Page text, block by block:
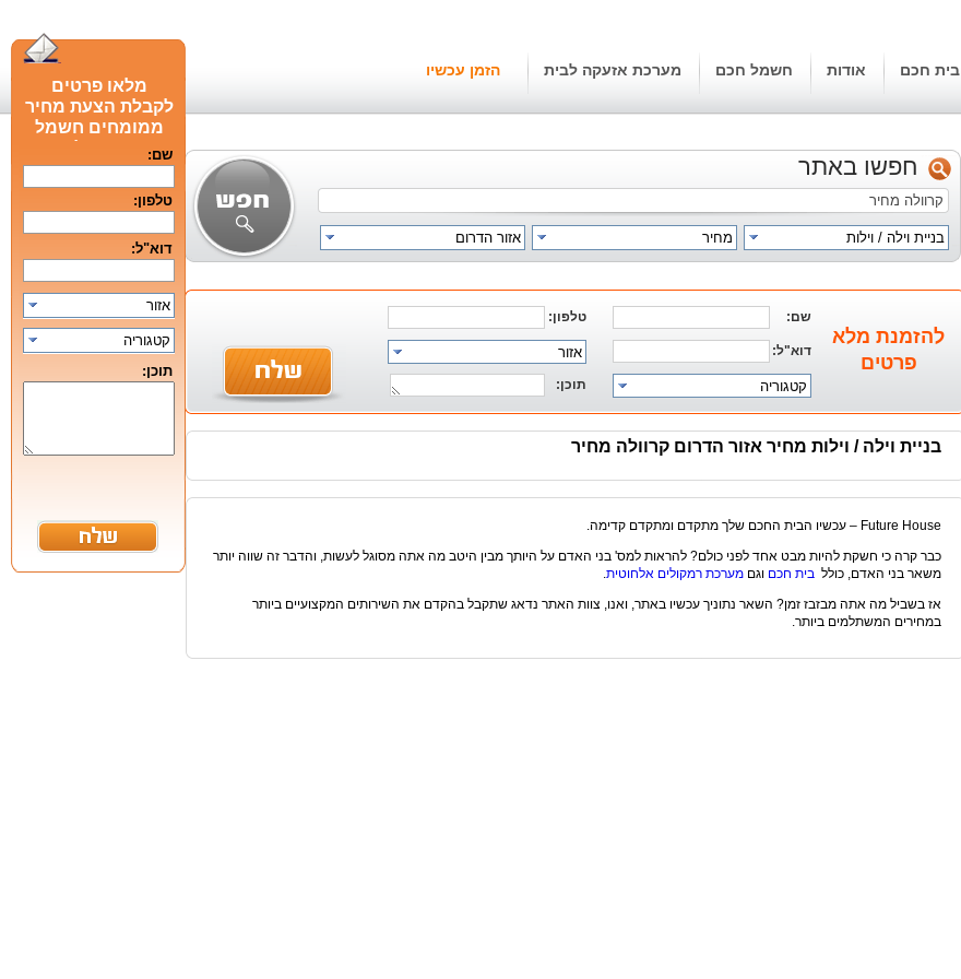
בית חכם אודות חשמל חכם מערכת אזעקה לבית הזמן עכשיו
חפשו באתר
בניית וילה / וילות מחיר אזור הדרום
להזמנת מלא
פרטים
שם: טלפון:
דוא"ל: אזור
קטגוריה תוכן:
בניית וילה / וילות מחיר אזור הדרום קרוולה מחיר
Future House – עכשיו הבית החכם שלך מתקדם ומתקדם קדימה.
כבר קרה כי חשקת להיות מבט אחד לפני כולם? להראות למס' בני האדם על היותך מבין היטב מה אתה מסוגל לעשות, והדבר זה שווה יותר
משאר בני האדם, כולל בית חכם וגם מערכת רמקולים אלחוטית.
אז בשביל מה אתה מבזבז זמן? השאר נתוניך עכשיו באתר, ואנו, צוות האתר נדאג שתקבל בהקדם את השירותים המקצועיים ביותר
במחירים המשתלמים ביותר.
מלאו פרטים
לקבלת הצעת מחיר
ממומחים חשמל
חכם מומלציםשם:
טלפון:
דוא"ל:
אזור
קטגוריה
תוכן: